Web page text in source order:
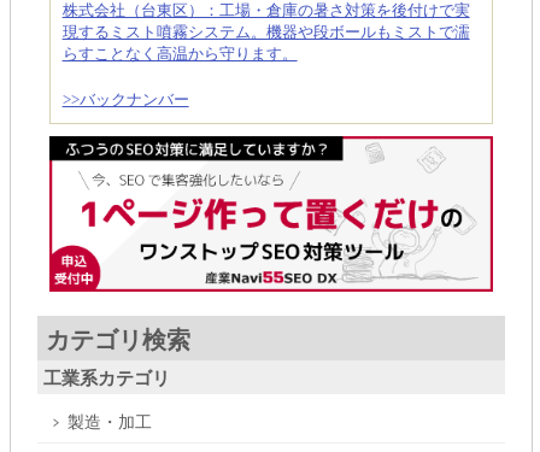
株式会社（台東区）：工場・倉庫の暑さ対策を後付けで実
現するミスト噴霧システム。機器や段ボールもミストで濡
らすことなく高温から守ります。
>>バックナンバー
カテゴリ検索
工業系カテゴリ
製造・加工